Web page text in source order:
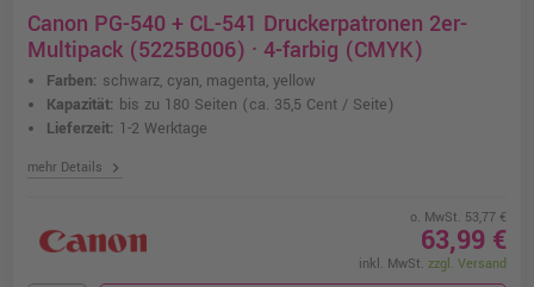
Canon PG-540 + CL-541 Druckerpatronen 2er-
Multipack (5225B006) · 4-farbig (CMYK)
Farben: schwarz, cyan, magenta, yellow
Kapazität: bis zu 180 Seiten (ca. 35,5 Cent / Seite)
Lieferzeit: 1-2 Werktage
mehr Details chevron_right
o. MwSt. 53,77 €
63,99 €
inkl. MwSt. zzgl. Versand